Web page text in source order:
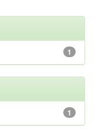
1
1